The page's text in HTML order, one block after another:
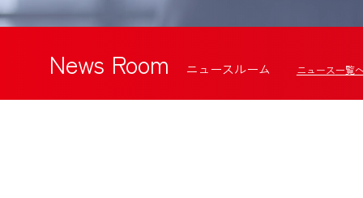
News Room ニュースルーム ニュース一覧